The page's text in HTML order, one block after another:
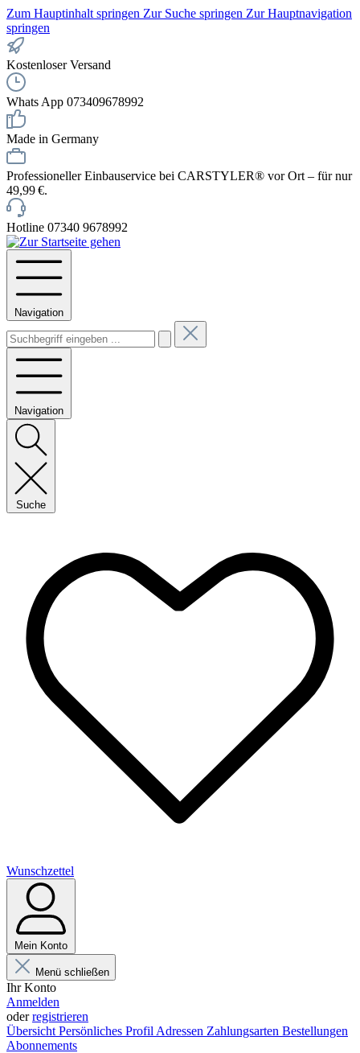
Zum Hauptinhalt springen Zur Suche springen Zur Hauptnavigation
springen
Kostenloser Versand
Whats App 073409678992
Made in Germany
Professioneller Einbauservice bei CARSTYLER® vor Ort – für nur
49,99 €.
Hotline 07340 9678992
Navigation
Navigation
Suche
Wunschzettel
Mein Konto
Menü schließen
Ihr Konto
Anmelden
oderregistrieren
Übersicht Persönliches Profil Adressen Zahlungsarten Bestellungen
Abonnements